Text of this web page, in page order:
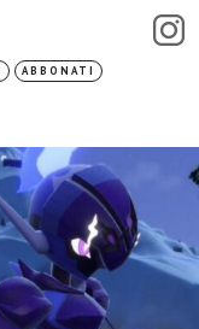
ABBONATI